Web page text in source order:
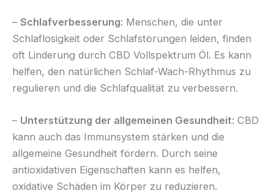
– Schlafverbesserung: Menschen, die unter
Schlaflosigkeit oder Schlafstörungen leiden, finden
oft Linderung durch CBD Vollspektrum Öl. Es kann
helfen, den natürlichen Schlaf-Wach-Rhythmus zu
regulieren und die Schlafqualität zu verbessern.
– Unterstützung der allgemeinen Gesundheit: CBD
kann auch das Immunsystem stärken und die
allgemeine Gesundheit fördern. Durch seine
antioxidativen Eigenschaften kann es helfen,
oxidative Schäden im Körper zu reduzieren.